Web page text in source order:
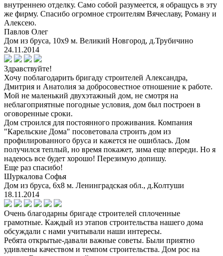
внутреннею отделку. Само собой разумеется, я обращусь в эту
жe фирму. Спасибо огромное строителям Вячеславу, Роману и
Алексею.
Павлов Олег
Дом из бруса, 10х9 м. Великий Новгород, д.Трубичино
24.11.2014
Здравствуйте!
Хочу поблагодарить бригаду строителей Александра,
Дмитрия и Анатолия за добросовестное отношение к работе.
Мой не маленький двухэтажный дом, не смотря на
неблагоприятные погодные условия, дом был построен в
оговоренные сроки.
Дом строился для постоянного проживания. Компания
"Карельские Дома" посоветовала строить дом из
профилированного бруса и кажется не ошиблась. Дом
получился теплый, но время покажет, зима еще впереди. Но я
надеюсь все будет хорошо! Перезимую допишу.
Еще раз спасибо!
Шуркалова Софья
Дом из бруса, 6х8 м. Ленинградская обл., д.Колтуши
18.11.2014
Очень благодарны бригаде строителей сплоченные
грамотные. Каждый из этапов строительства нашего дома
обсуждали с нами учитывали наши интересы.
Ребята открытые-давали важные советы. Были приятно
удивлены качеством и темпом строительства. Дом рос на